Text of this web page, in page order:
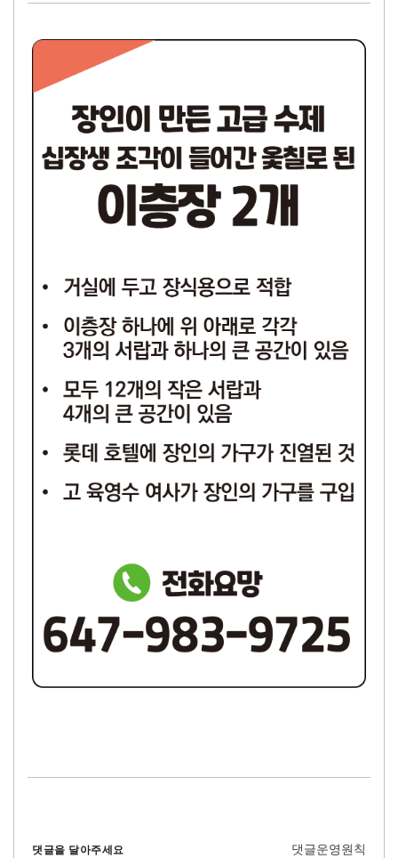
댓글을 달아주세요 댓글운영원칙